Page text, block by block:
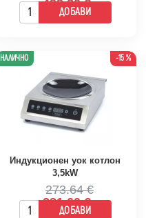
499.20 €
ДОБАВИ
-15 %
НАЛИЧНО
Индукционен уок котлон
3,5kW
231.60 €
273.64 €
ДОБАВИ